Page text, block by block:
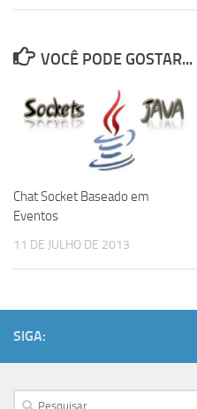
VOCÊ PODE GOSTAR...
Chat Socket Baseado em
Eventos
11 DE JULHO DE 2013
SIGA:
Pesquisar